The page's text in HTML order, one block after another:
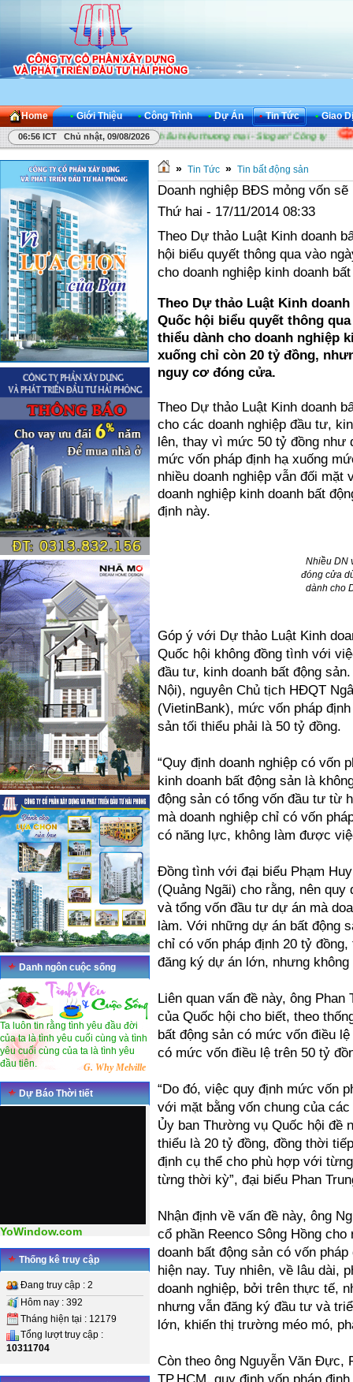
Home • Giới Thiệu • Công Trình • Dự Án • Tin Tức • Giao
06:56 ICT Chủ nhật, 09/08/2026
ty Cuộc thi "Sáng tác Khẩu hiệu thương mại - Slogan" Công ty
Danh ngôn cuộc sống
Ta luôn tin rằng tình yêu đầu đời
của ta là tình yêu cuối cùng và tình
yêu cuối cùng của ta là tình yêu
đầu tiên.
G. Why Melville
Dự Báo Thời tiết
YoWindow.com
Thống kê truy cập
Đang truy cập : 2
Hôm nay : 392
Tháng hiện tại : 12179
Tổng lượt truy cập :
10311704
» Tin Tức » Tin bất động sản
Doanh nghiệp BĐS mỏng vốn
Thứ hai - 17/11/2014 08:33
Theo Dự thảo Luật Kinh doanh
hội biểu quyết thông qua vào
cho doanh nghiệp kinh doanh
Theo Dự thảo Luật Kinh
Quốc hội biểu quyết thông
thiểu dành cho doanh nghiệp
xuống chỉ còn 20 tỷ đồng,
nguy cơ đóng cửa.
Theo Dự thảo Luật Kinh doanh
cho các doanh nghiệp đầu tư,
lên, thay vì mức 50 tỷ đồng như
mức vốn pháp định hạ xuống
nhiều doanh nghiệp vẫn đối
doanh nghiệp kinh doanh bất
định này.
Nhiều DN
đóng cửa
dành cho
Góp ý với Dự thảo Luật Kinh
Quốc hội không đồng tình với
đầu tư, kinh doanh bất động
Nội), nguyên Chủ tịch HĐQT
(VietinBank), mức vốn pháp
sản tối thiểu phải là 50 tỷ đồng.
“Quy định doanh nghiệp có vốn
kinh doanh bất động sản là
động sản có tổng vốn đầu tư từ
mà doanh nghiệp chỉ có vốn
có năng lực, không làm được
Đồng tình với đại biểu Phạm
(Quảng Ngãi) cho rằng, nên
và tổng vốn đầu tư dự án mà
làm. Với những dự án bất động
chỉ có vốn pháp định 20 tỷ
đăng ký dự án lớn, nhưng
Liên quan vấn đề này, ông
của Quốc hội cho biết, theo
bất động sản có mức vốn điều
có mức vốn điều lệ trên 50 tỷ
“Do đó, việc quy định mức vốn
với mặt bằng vốn chung của
Ủy ban Thường vụ Quốc hội đề
thiểu là 20 tỷ đồng, đồng thời
định cụ thể cho phù hợp với
từng thời kỳ”, đại biểu Phan
Nhận định về vấn đề này, ông
cổ phần Reenco Sông Hồng
doanh bất động sản có vốn
hiện nay. Tuy nhiên, về lâu dài,
doanh nghiệp, bởi trên thực tế,
nhưng vẫn đăng ký đầu tư và
lớn, khiến thị trường méo mó,
Còn theo ông Nguyễn Văn Đực,